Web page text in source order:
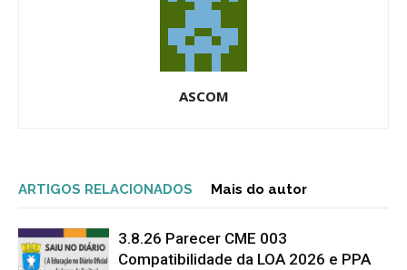
ASCOM
ARTIGOS RELACIONADOS Mais do autor
3.8.26 Parecer CME 003
Compatibilidade da LOA 2026 e PPA